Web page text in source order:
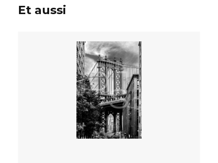
Et aussi